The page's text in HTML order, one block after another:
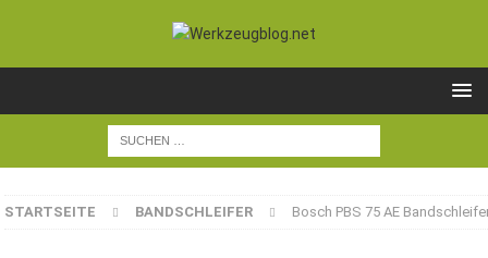
STARTSEITE BANDSCHLEIFER Bosch PBS 75 AE